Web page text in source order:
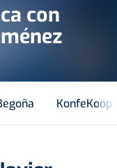
con
KonfeKoop